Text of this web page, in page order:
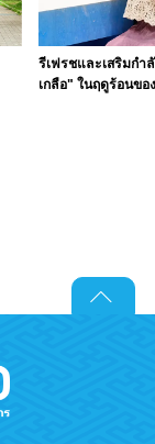
รีเฟรชและเสริมกำ
เกลือ" ในฤดูร้อนขอ